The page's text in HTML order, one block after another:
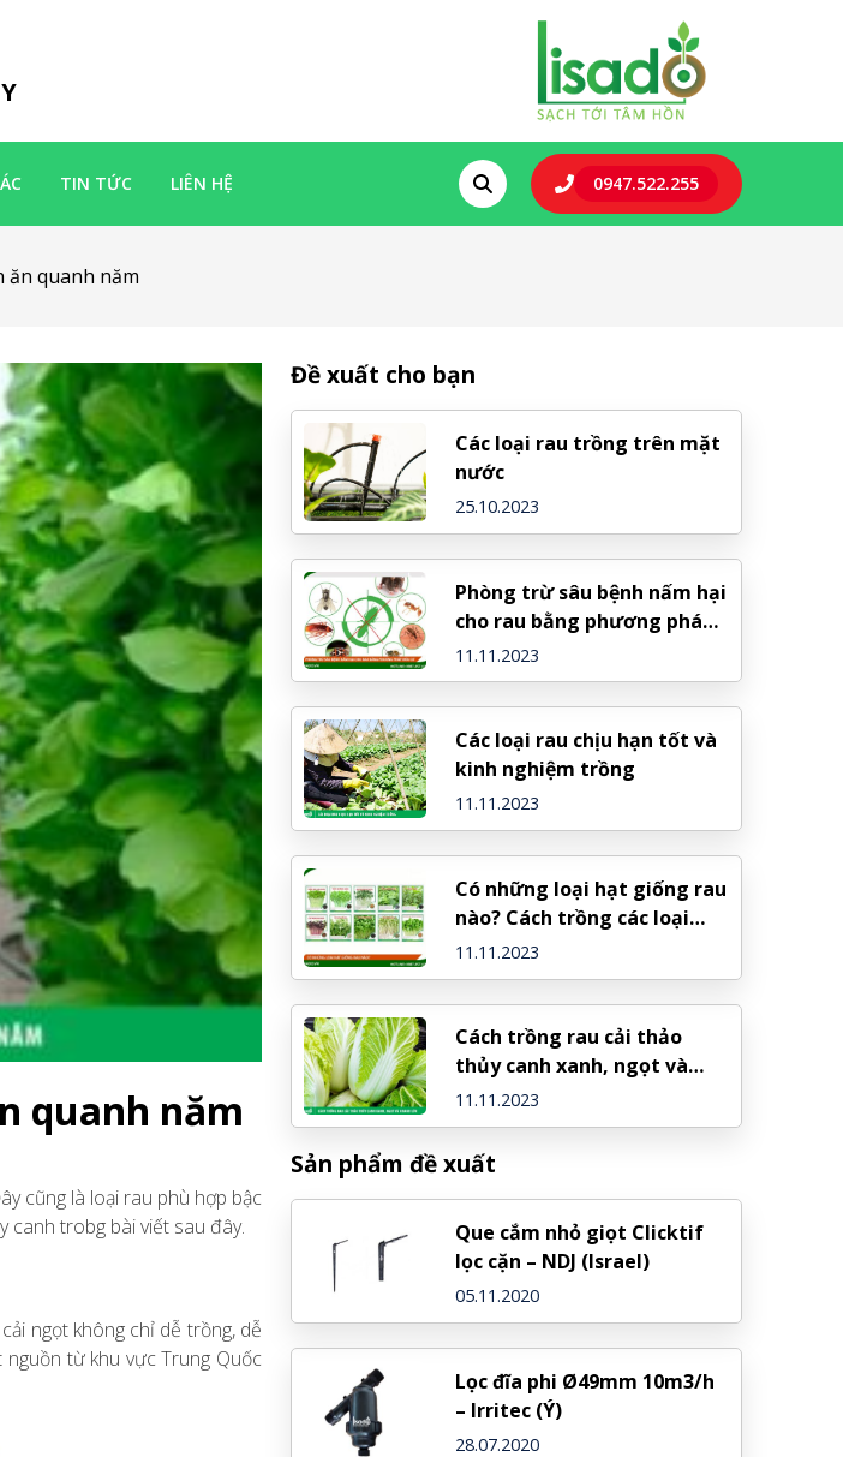
TIN TỨC LIÊN HỆ 0947.522.255
ăn quanh năm
quanh năm
cũng là loại rau phù hợp bậc
canh trobg bài viết sau đây.
ngọt không chỉ dễ trồng, dễ
từ khu vực Trung Quốc
Đề xuất cho bạn
Các loại rau trồng trên mặt
nước
25.10.2023
Phòng trừ sâu bệnh nấm hại
cho rau bằng phương pháp
hữu cơ
11.11.2023
Các loại rau chịu hạn tốt và
kinh nghiệm trồng
11.11.2023
Có những loại hạt giống rau
nào? Cách trồng các loại
giống rau
11.11.2023
Cách trồng rau cải thảo
thủy canh xanh, ngọt và
nhanh lớn
11.11.2023
Sản phẩm đề xuất
Que cắm nhỏ giọt Clicktif
lọc cặn – NDJ (Israel)
05.11.2020
Lọc đĩa phi Ø49mm 10m3/h
– Irritec (Ý)
28.07.2020